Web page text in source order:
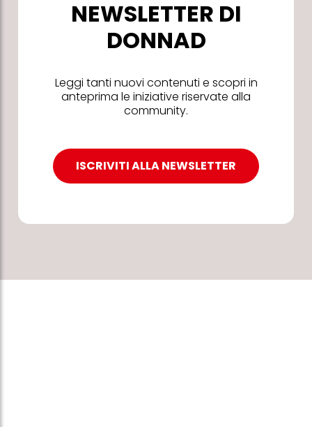
NEWSLETTER DI
DONNAD
Leggi tanti nuovi contenuti e scopri in
anteprima le iniziative riservate alla
community.
ISCRIVITI ALLA NEWSLETTER